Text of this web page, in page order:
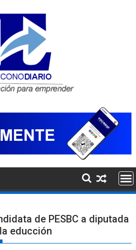
de PESBC a diputada
educción